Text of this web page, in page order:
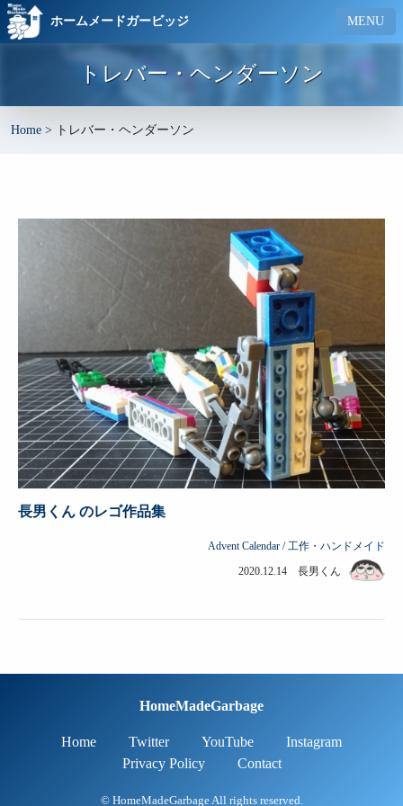
ホームメードガービッジ MENU
トレバー・ヘンダーソン
Home > トレバー・ヘンダーソン
長男くん のレゴ作品集
Advent Calendar /工作・ハンドメイド
2020.12.14 長男くん
HomeMadeGarbage
Home Twitter YouTube
Instagram
Privacy Policy
Contact
© HomeMadeGarbage All rights reserved.